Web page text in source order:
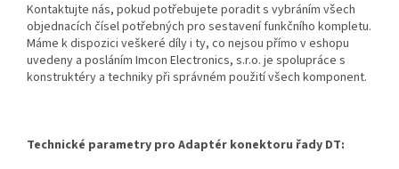
Kontaktujte nás, pokud potřebujete poradit s vybráním všech
objednacích čísel potřebných pro sestavení funkčního kompletu.
Máme k dispozici veškeré díly i ty, co nejsou přímo v eshopu
uvedeny a posláním Imcon Electronics, s.r.o. je spolupráce s
konstruktéry a techniky při správném použití všech komponent.
Technické parametry pro Adaptér konektoru řady DT: